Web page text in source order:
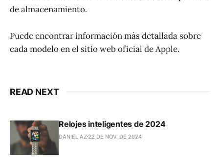
de almacenamiento.
Puede encontrar información más detallada sobre
cada modelo en el sitio web oficial de Apple.
READ NEXT
Relojes inteligentes de 2024
DANIEL AZ 22 DE NOV. DE 2024